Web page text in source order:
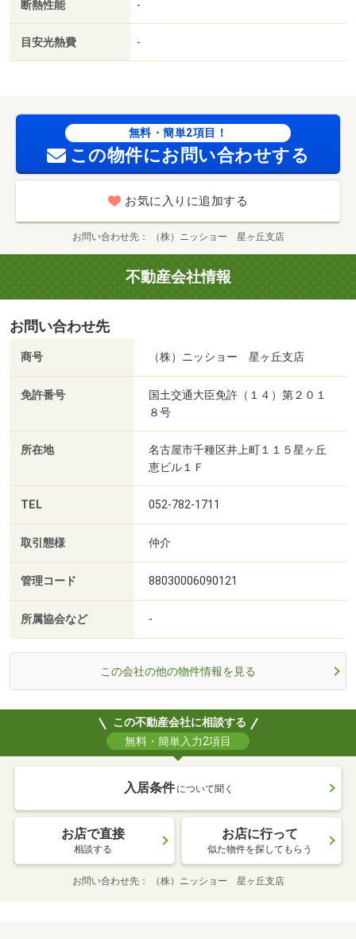
室内清掃費用 60500円
断熱性能 -
目安光熱費 -
無料・簡単2項目！
この物件にお問い合わせする
お気に入りに追加する
お問い合わせ先 （株）ニッショー 星ヶ丘支店
不動産会社情報
お問い合わせ先
商号 （株）ニッショー 星ヶ丘支店
免許番号
国土交通大臣免許（１４）第２０１
８号
所在地
名古屋市千種区井上町１１５星ヶ丘
恵ビル１Ｆ
TEL 052-782-1711
取引態様 仲介
管理コード 88030006090121
所属協会など -
この会社の他の物件情報を見る
この不動産会社に相談する
無料・簡単入力2項目
入居条件 について聞く
お店で直接
相談する
お店に行って
似た物件を探してもらう
お問い合わせ先 （株）ニッショー 星ヶ丘支店